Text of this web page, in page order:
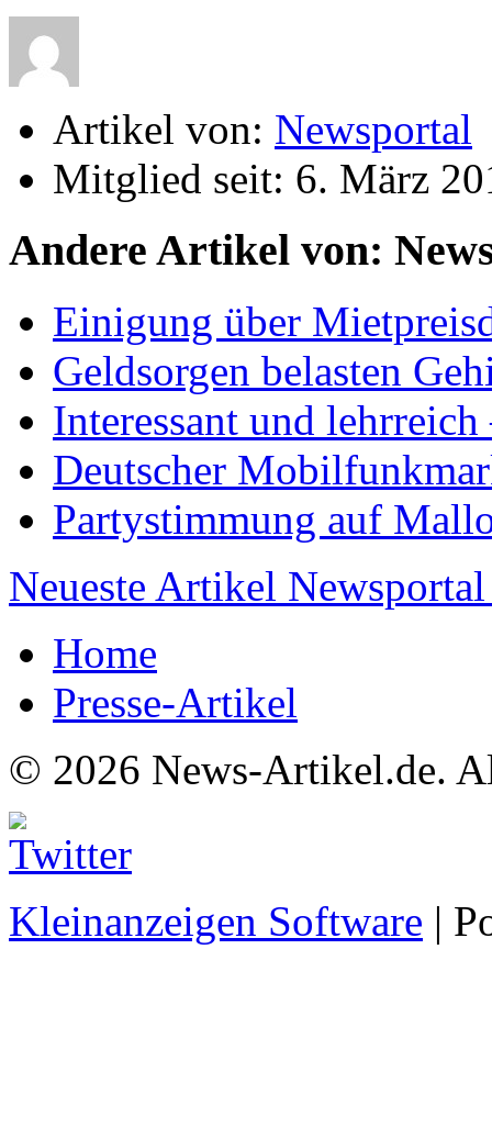
Artikel von: Newsportal
Mitglied seit: 6. März
Andere Artikel von:
Einigung über
Geldsorgen belasten
Interessant und
Deutscher
Partystimmung auf
Neueste Artikel
Home
Presse-Artikel
© 2026 News-Artikel.de.
Kleinanzeigen Software |